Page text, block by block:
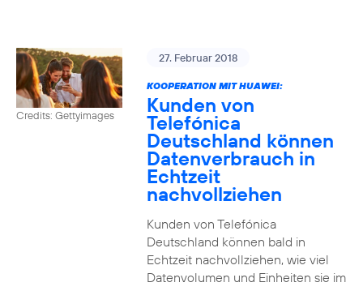
Credits: Gettyimages
27. Februar 2018
KOOPERATION MIT HUAWEI:
Kunden von
Telefónica
Deutschland können
Datenverbrauch in
Echtzeit
nachvollziehen
Kunden von Telefónica
Deutschland können bald in
Echtzeit nachvollziehen, wie viel
Datenvolumen und Einheiten sie im